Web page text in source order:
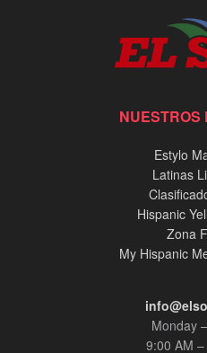
NUESTROS
Estylo
Latinas
Hispanic
Zona
My Hispanic
Monday
9:00 AM